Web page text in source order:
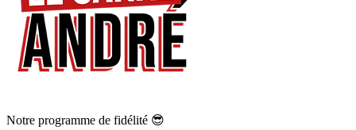
Notre programme de fidélité 😎